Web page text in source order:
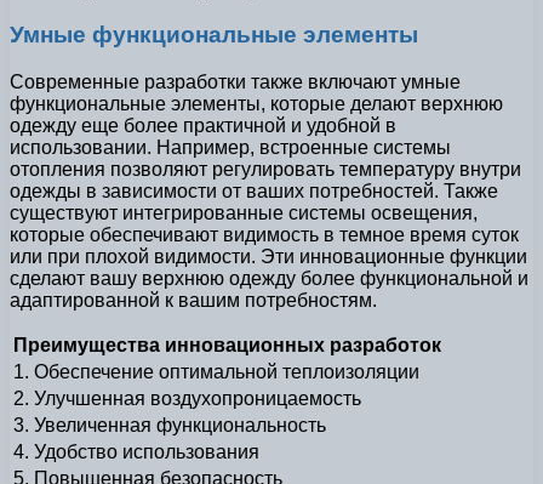
Умные функциональные элементы
Современные разработки также включают умные
функциональные элементы, которые делают верхнюю
одежду еще более практичной и удобной в
использовании. Например, встроенные системы
отопления позволяют регулировать температуру внутри
одежды в зависимости от ваших потребностей. Также
существуют интегрированные системы освещения,
которые обеспечивают видимость в темное время суток
или при плохой видимости. Эти инновационные функции
сделают вашу верхнюю одежду более функциональной и
адаптированной к вашим потребностям.
Преимущества инновационных разработок
1. Обеспечение оптимальной теплоизоляции
2. Улучшенная воздухопроницаемость
3. Увеличенная функциональность
4. Удобство использования
5. Повышенная безопасность